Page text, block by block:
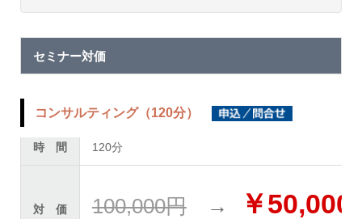
セミナー対価
コンサルティング（120分）
時 間 120分
対 価 100,000円 → ￥50,000